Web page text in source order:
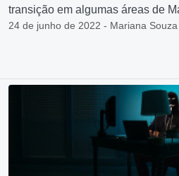
transição em algumas áreas de
24 de junho de 2022 - Mariana Souza